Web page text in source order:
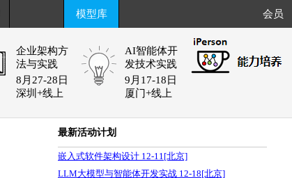
模型库 会员
企业架构方
法与实践
8月27-28日
深圳+线上
AI智能体开
发技术实践
9月17-18日
厦门+线上
最新活动计划
嵌入式软件架构设计 12-11[北京]
LLM大模型与智能体开发实战 12-18[北京]